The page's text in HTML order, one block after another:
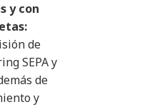
y con
de
SEPA y
de
y